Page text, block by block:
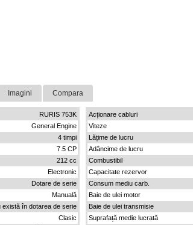
Imagini Compara
RURIS 753K
General Engine
4 timpi
7.5 CP
212 cc
Electronic
Dotare de serie
Manuală
există în dotarea de serie
Clasic
Acționare cabluri
Viteze
Lățime de lucru
Adâncime de lucru
Combustibil
Capacitate rezervor
Consum mediu carb.
Baie de ulei motor
Baie de ulei transmisie
Suprafață medie lucrată